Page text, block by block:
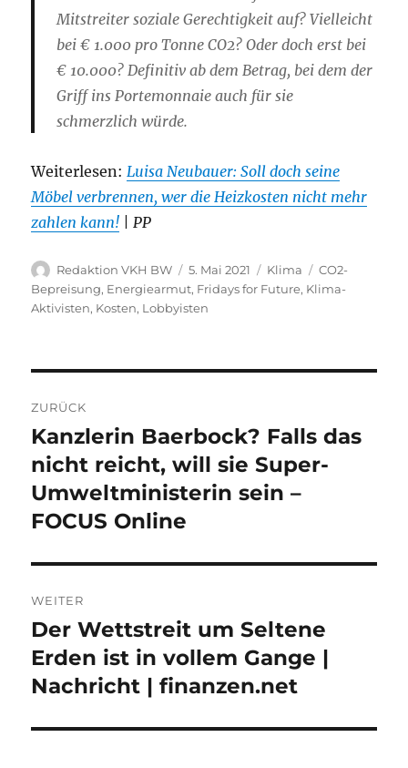
Mitstreiter soziale Gerechtigkeit auf? Vielleicht
bei € 1.000 pro Tonne CO2? Oder doch erst bei
€ 10.000? Definitiv ab dem Betrag, bei dem der
Griff ins Portemonnaie auch für sie
schmerzlich würde.
Weiterlesen: Luisa Neubauer: Soll doch seine
Möbel verbrennen, wer die Heizkosten nicht mehr
zahlen kann! | PP
Autor
Redaktion VKH BW
Veröffentlicht
am
5. Mai 2021 Kategorien
Klima Schlagwörter
CO2-
Bepreisung, Energiearmut, Fridays for Future, Klima-
Aktivisten, Kosten, Lobbyisten
ZURÜCK
Vorheriger
Beitrag:
Kanzlerin Baerbock? Falls das
nicht reicht, will sie Super-
Umweltministerin sein –
FOCUS Online
WEITER
Nächster
Beitrag:
Der Wettstreit um Seltene
Erden ist in vollem Gange |
Nachricht | finanzen.net